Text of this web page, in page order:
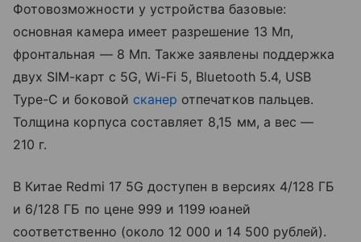
Фотовозможности у устройства базовые:
основная камера имеет разрешение 13 Мп,
фронтальная — 8 Мп. Также заявлены поддержка
двух SIM-карт с 5G, Wi-Fi 5, Bluetooth 5.4, USB
Type-C и боковой сканер отпечатков пальцев.
Толщина корпуса составляет 8,15 мм, а вес —
210 г.
В Китае Redmi 17 5G доступен в версиях 4/128 ГБ
и 6/128 ГБ по цене 999 и 1199 юаней
соответственно (около 12 000 и 14 500 рублей).